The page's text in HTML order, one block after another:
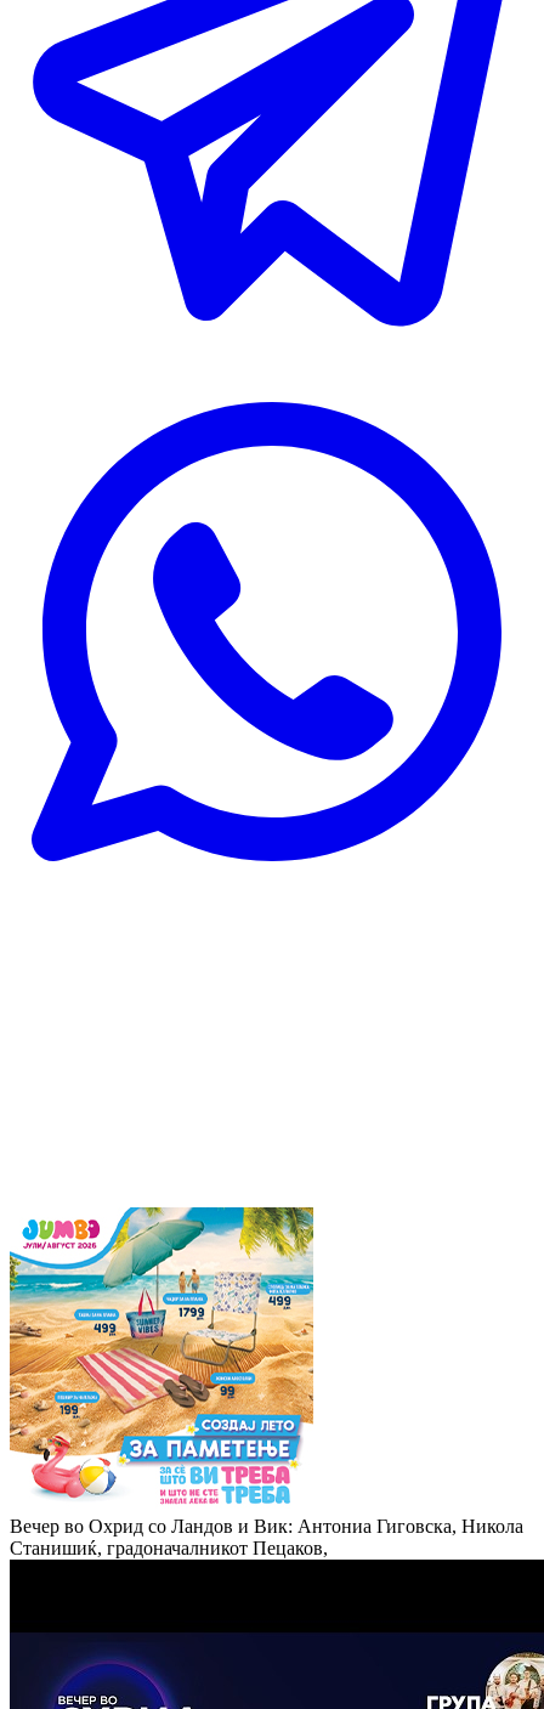
Вечер во Охрид со Ландов и Вик: Антониа Гиговска, Никола
Станишиќ, градоначалникот Пецаков,